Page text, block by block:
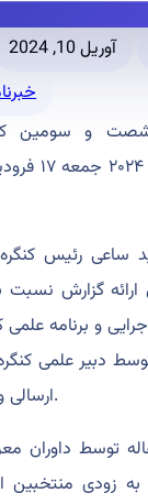
آوریل 10, 2024
و سومین
رئیس کنگره
گزارش نسبت
و برنامه علمی
دبیر علمی
ارسالی و نحوه‌ی داوری آنها بود.
خلاصه مقاله توسط
زودی منتخبین